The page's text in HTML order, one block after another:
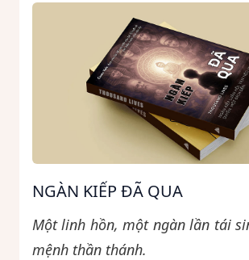
NGÀN KIẾP ĐÃ QUA
Một linh hồn, một ngàn lần tái
mệnh thần thánh.